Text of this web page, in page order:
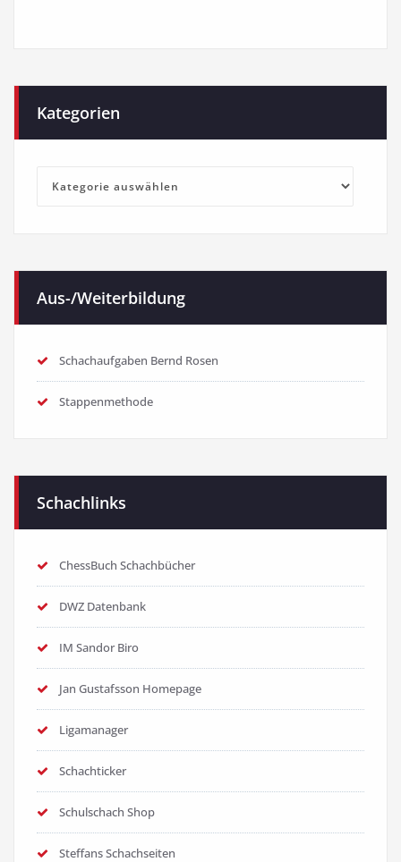
Kategorien
Kategorien
Aus-/Weiterbildung
Schachaufgaben Bernd Rosen
Stappenmethode
Schachlinks
ChessBuch Schachbücher
DWZ Datenbank
IM Sandor Biro
Jan Gustafsson Homepage
Ligamanager
Schachticker
Schulschach Shop
Steffans Schachseiten